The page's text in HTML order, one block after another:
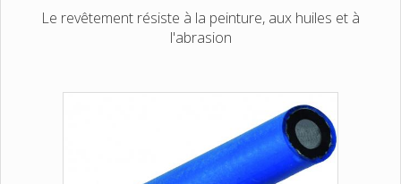
Le revêtement résiste à la peinture, aux huiles et à
l'abrasion